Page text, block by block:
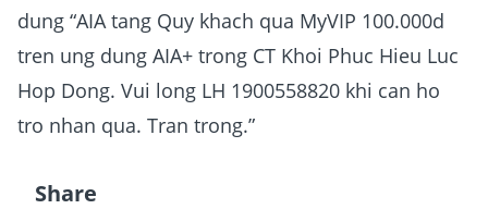
dung “AIA tang Quy khach qua MyVIP 100.000d
tren ung dung AIA+ trong CT Khoi Phuc Hieu Luc
Hop Dong. Vui long LH 1900558820 khi can ho
tro nhan qua. Tran trong.”
Share